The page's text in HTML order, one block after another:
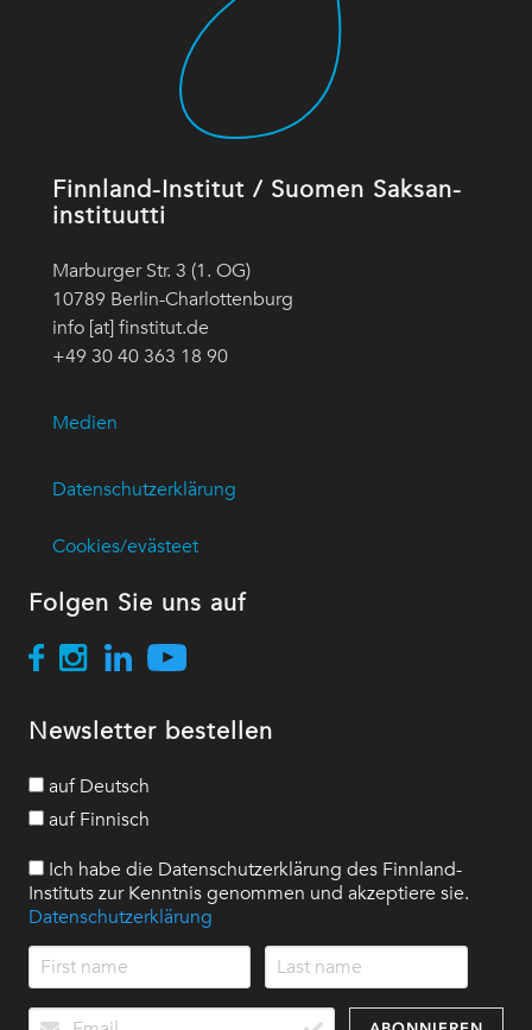
Finnland-Institut / Suomen Saksan-
instituutti
Marburger Str. 3 (1. OG)
10789 Berlin-Charlottenburg
info [at] finstitut.de
+49 30 40 363 18 90
Medien
Datenschutzerklärung
Cookies/evästeet
Folgen Sie uns auf
Newsletter bestellen
auf Deutsch
auf Finnisch
Ich habe die Datenschutzerklärung des Finnland-
Instituts zur Kenntnis genommen und akzeptiere sie.
Datenschutzerklärung